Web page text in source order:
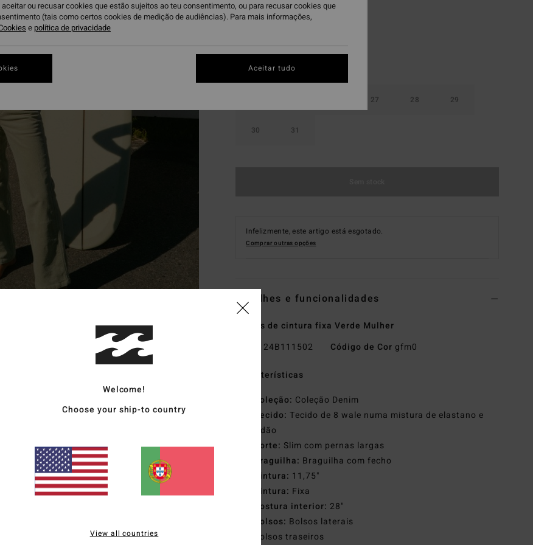
27 28 29
30 31
Infelizmente, este artigo está esgotado.
Comprar outras opções
Detalhes e funcionalidades
Calças de cintura fixa Verde Mulher
24B111502 Código de Cor gfm0
Características
Coleção: Coleção Denim
Tecido: Tecido de 8 wale numa mistura de elastano e
algodão
Corte: Slim com pernas largas
Braguilha: Braguilha com fecho
Cintura: 11,75"
Cintura: Fixa
Costura interior: 28"
Bolsos: Bolsos laterais
Bolsos traseiros
Welcome!
Choose your ship-to country
View all countries
ou recusar cookies que estão sujeitos ao teu consentimento, ou para recusar cookies que
(tais como certos cookies de medição de audiências). Para mais informações,
e política de privacidade
Aceitar tudo